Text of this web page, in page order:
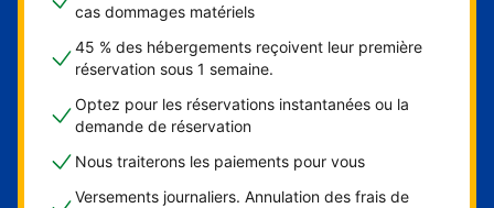
cas dommages matériels
45 % des hébergements reçoivent leur première
réservation sous 1 semaine.
Optez pour les réservations instantanées ou la
demande de réservation
Nous traiterons les paiements pour vous
Versements journaliers. Annulation des frais de